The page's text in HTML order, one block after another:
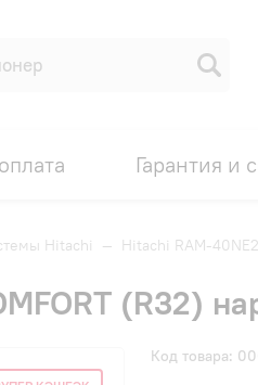
Гарантия и
Hitachi — Hitachi RAM-
(R32)
Код товара: